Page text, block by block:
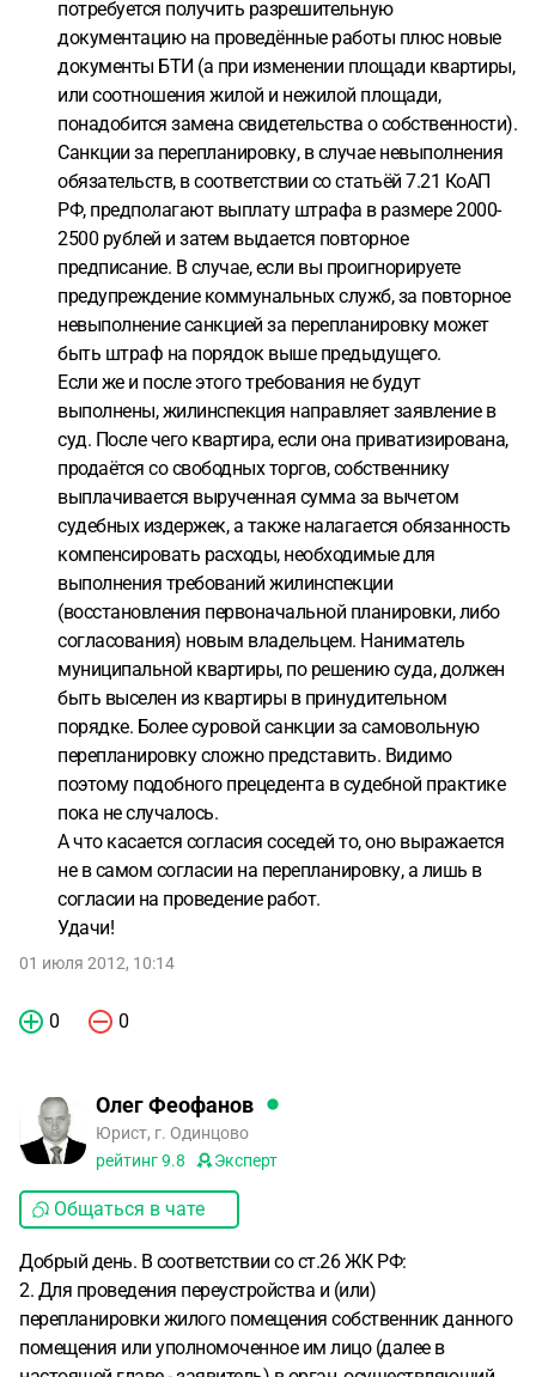
потребуется получить разрешительную
документацию на проведённые работы плюс новые
документы БТИ (а при изменении площади квартиры,
или соотношения жилой и нежилой площади,
понадобится замена свидетельства о собственности).
Cанкции за перепланировку, в случае невыполнения
обязательств, в соответствии со статьёй 7.21 КоАП
РФ, предполагают выплату штрафа в размере 2000-
2500 рублей и затем выдается повторное
предписание. В случае, если вы проигнорируете
предупреждение коммунальных служб, за повторное
невыполнение санкцией за перепланировку может
быть штраф на порядок выше предыдущего.
Если же и после этого требования не будут
выполнены, жилинспекция направляет заявление в
суд. После чего квартира, если она приватизирована,
продаётся со свободных торгов, собственнику
выплачивается вырученная сумма за вычетом
судебных издержек, а также налагается обязанность
компенсировать расходы, необходимые для
выполнения требований жилинспекции
(восстановления первоначальной планировки, либо
согласования) новым владельцем. Наниматель
муниципальной квартиры, по решению суда, должен
быть выселен из квартиры в принудительном
порядке. Более суровой санкции за самовольную
перепланировку сложно представить. Видимо
поэтому подобного прецедента в судебной практике
пока не случалось.
А что касается согласия соседей то, оно выражается
не в самом согласии на перепланировку, а лишь в
согласии на проведение работ.
Удачи!
01 июля 2012, 10:14
0 0
Олег Феофанов
Юрист, г. Одинцово
рейтинг9.8 Эксперт
Общаться в чате
Добрый день. В соответствии со ст.26 ЖК РФ:
2. Для проведения переустройства и (или)
перепланировки жилого помещения собственник данного
помещения или уполномоченное им лицо (далее в